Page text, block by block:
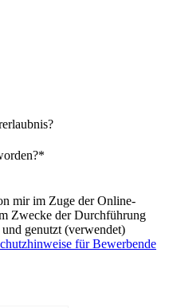
mir im Zuge der Online-
Zwecke der Durchführung
genutzt (verwendet)
für Bewerbende